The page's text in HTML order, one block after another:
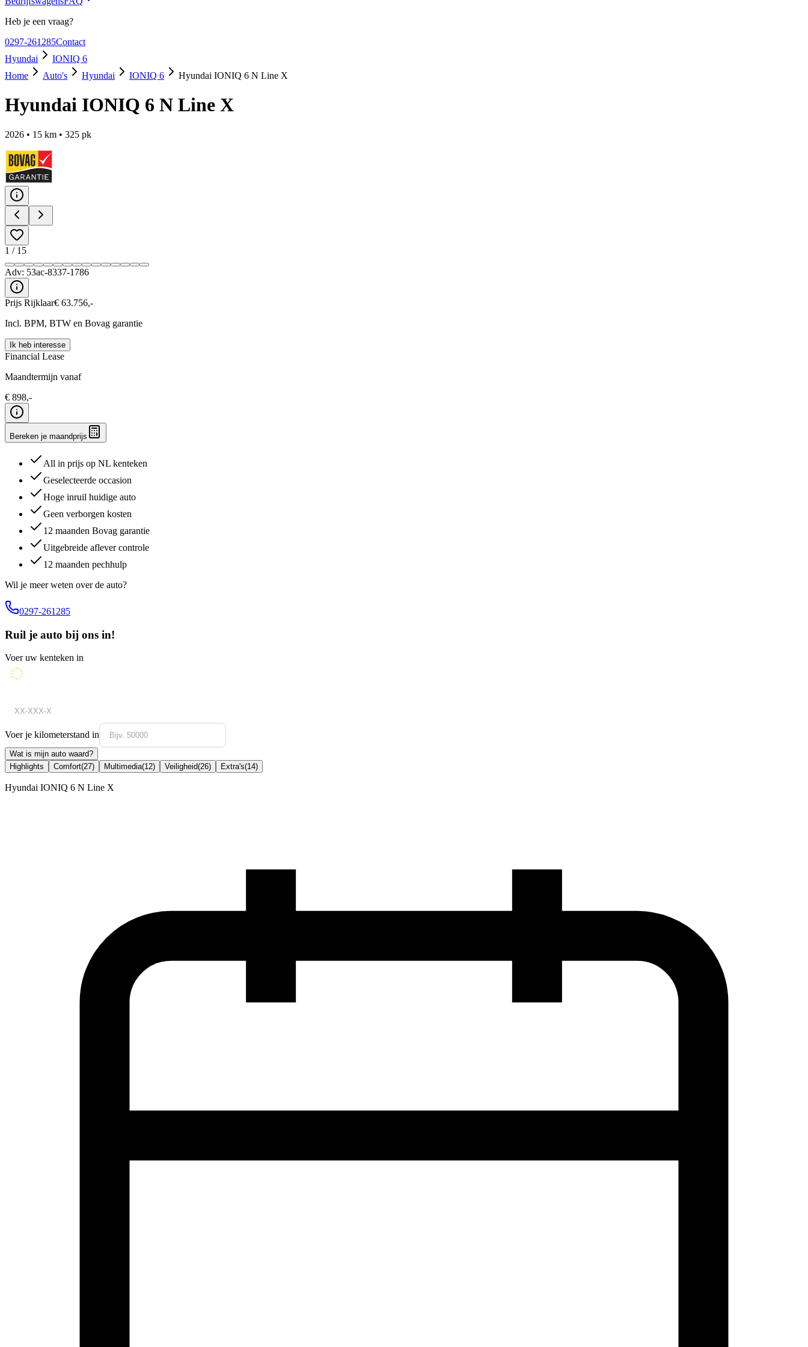
Heb je een vraag?
0297-261285Contact
Hyundai
IONIQ 6
Home
Auto's Hyundai IONIQ 6 Hyundai IONIQ 6 N Line X
Hyundai IONIQ 6 N Line X
2026 • 15 km • 325 pk
1 / 15
Adv: 53ac-8337-1786
Prijs Rijklaar€ 63.756,-
Incl. BPM, BTW en Bovag garantie
Ik heb interesse
Financial Lease
Maandtermijn vanaf
€ 898,-
Bereken je maandprijs
All in prijs op NL kenteken
Geselecteerde occasion
Hoge inruil huidige auto
Geen verborgen kosten
12 maanden Bovag garantie
Uitgebreide aflever controle
12 maanden pechhulp
Wil je meer weten over de auto?
0297-261285
Ruil je auto bij ons in!
Voer uw kenteken in
Voer je kilometerstand in
Wat is mijn auto waard?
Highlights
Comfort(27) Multimedia(12) Veiligheid(26) Extra's(14)
Hyundai IONIQ 6 N Line X